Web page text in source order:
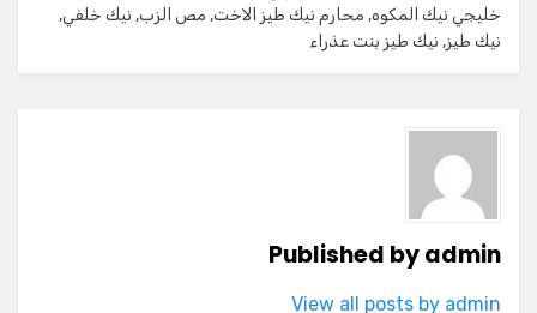
خليجي نيك المكوه, محارم نيك طيز الاخت, مص الزب, نيك خلفي,
نيك طيز, نيك طيز بنت عذراء
Published byadmin
View all posts by admin